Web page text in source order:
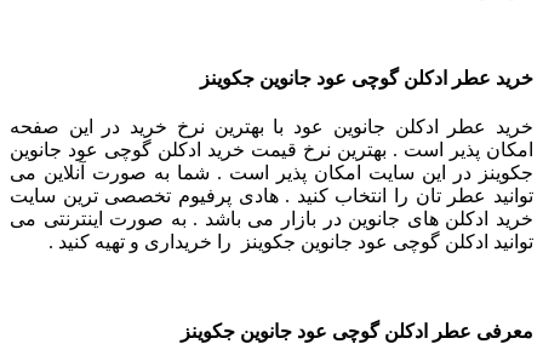
خرید عطر ادکلن گوچی عود جانوین جکوینز
خرید عطر ادکلن جانوین عود با بهترین نرخ خرید در این صفحه
امکان پذیر است . بهترین نرخ قیمت خرید ادکلن گوچی عود جانوین
جکوینز در این سایت امکان پذیر است . شما به صورت آنلاین می
توانید عطر تان را انتخاب کنید . هادی پرفیوم تخصصی ترین سایت
خرید ادکلن های جانوین در بازار می باشد . به صورت اینترنتی می
توانید ادکلن گوچی عود جانوین جکوینز را خریداری و تهیه کنید .
معرفی عطر ادکلن گوچی عود جانوین جکوینز